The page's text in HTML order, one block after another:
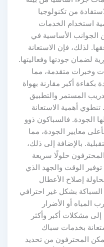
من تكنولوجيا
استخدام الخدمات
الجوانب الأساسية في
لذلك، فإن الاستعانة
لضمان جودتها وفعاليتها.
وخبرات متقدمة، مما
بكفاءة أكبر مقارنة بهواة
المستمر والتطبيق
تنطوي أهمية الاستعانة
الجودة. فالسباكون ذوو
معايير الجودة، مما
بالإضافة إلى ذلك،
المحترفون حلولًا سريعة
الوقت والجهد الذي
إصلاح الأعطال
السباكة بشكل غير احترافي
المياه أو الأضرار
إلى مشكلات أكبر وأكثر
بخدمات سباك
المحترفون من تحديد